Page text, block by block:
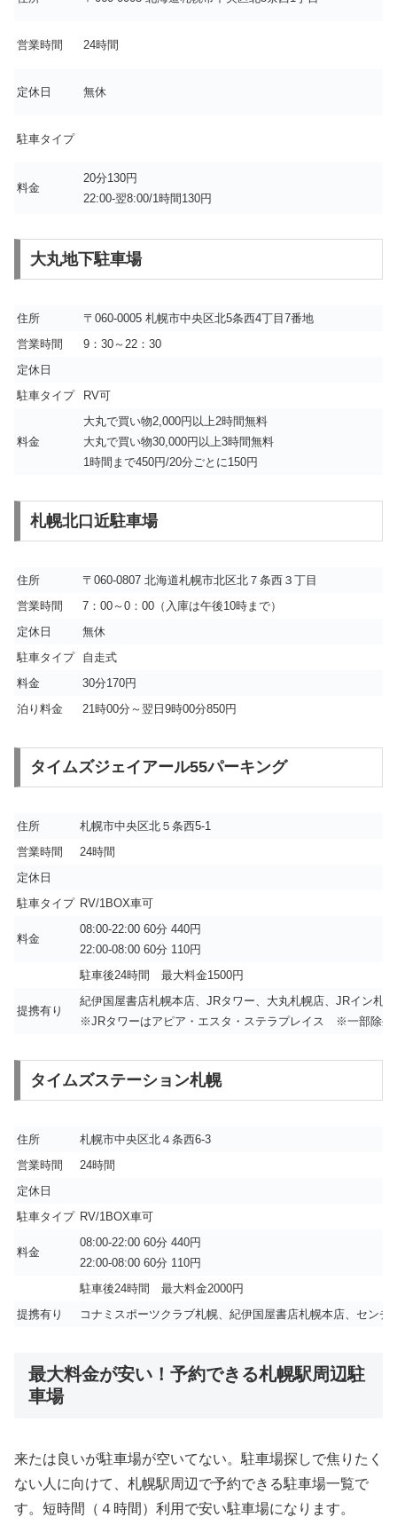
営業時間 24時間
定休日 無休
駐車タイプ
料金
20分130円
22:00-翌8:00/1時間130円
大丸地下駐車場
住所
〒060-0005 札幌市中央区北5条西4丁目7番地
営業時間
9：30～22：30
定休日
駐車タイプ
RV可
料金
大丸で買い物2,000円以上2時間無料
大丸で買い物30,000円以上3時間無料
1時間まで450円/20分ごとに150円
札幌北口近駐車場
住所
〒060-0807 北海道札幌市北区北７条西３丁目
営業時間
7：00～0：00（入庫は午後10時まで）
定休日
無休
駐車タイプ
自走式
料金
30分170円
泊り料金
21時00分～翌日9時00分850円
タイムズジェイアール55パーキング
住所
札幌市中央区北５条西5-1
営業時間
24時間
定休日
駐車タイプ RV/1BOX車可
料金
08:00-22:00 60分 440円
22:00-08:00 60分 110円
駐車後24時間 最大料金1500円
提携有り
紀伊国屋書店札幌本店、JRタワー、大丸札幌店、JRイン札
※JRタワーはアピア・エスタ・ステラプレイス ※一部除外
タイムズステーション札幌
住所
札幌市中央区北４条西6-3
営業時間
24時間
定休日
駐車タイプ RV/1BOX車可
料金
08:00-22:00 60分 440円
22:00-08:00 60分 110円
駐車後24時間 最大料金2000円
提携有り
コナミスポーツクラブ札幌、紀伊国屋書店札幌本店、セ
最大料金が安い！予約できる札幌駅周辺駐
車場
来たは良いが駐車場が空いてない。駐車場探しで焦りたく
ない人に向けて、札幌駅周辺で予約できる駐車場一覧で
す。短時間（４時間）利用で安い駐車場になります。